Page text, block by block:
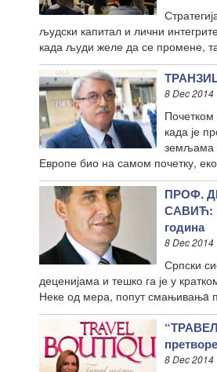
људски капитал и лични
када људи желе да се промене,
8 Dec 2014
Почетком
када је
земљама
Европе био на самом почетку,
ПРОФ.
САВИЋ:
година
8 Dec 2014
Српски
деценијама и тешко га је у
Неке од мера, попут смањивањa
8 Dec 2014